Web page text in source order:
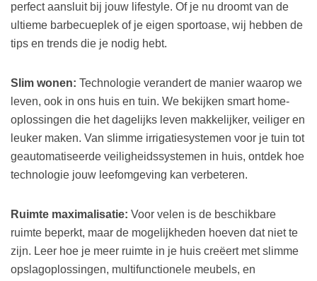
perfect aansluit bij jouw lifestyle. Of je nu droomt van de
ultieme barbecueplek of je eigen sportoase, wij hebben de
tips en trends die je nodig hebt.
Slim wonen: Technologie verandert de manier waarop we
leven, ook in ons huis en tuin. We bekijken smart home-
oplossingen die het dagelijks leven makkelijker, veiliger en
leuker maken. Van slimme irrigatiesystemen voor je tuin tot
geautomatiseerde veiligheidssystemen in huis, ontdek hoe
technologie jouw leefomgeving kan verbeteren.
Ruimte maximalisatie: Voor velen is de beschikbare
ruimte beperkt, maar de mogelijkheden hoeven dat niet te
zijn. Leer hoe je meer ruimte in je huis creëert met slimme
opslagoplossingen, multifunctionele meubels, en